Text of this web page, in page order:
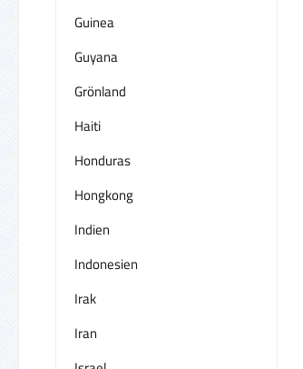
Guinea
Guyana
Grönland
Haiti
Honduras
Hongkong
Indien
Indonesien
Irak
Iran